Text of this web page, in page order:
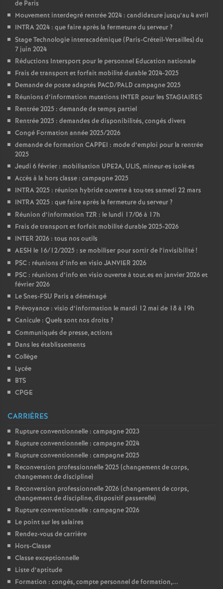
de Paris
Mouvement interdegré rentrée 2024 : candidature jusqu’au 4 avril
INTRA 2024 : que faire après la fermeture du serveur?
Stage Technologie interacadémique (Paris-Créteil-Versailles) du
7 juin 2024
Réductions Intersport pour le personnel Education nationale
Frais de transport et forfait mobilité durable 2024-2025
Demande de poste adaptés PACD/PALD campagne 2025
Réunions d’information mutations INTER pour les STAGIAIRES
Rentrée 2025 : demande de temps partiel
Rentrée 2025 : demandes de disponibilités, congés divers
Congé Formation année 2025/2026
demande de formation CAPPEI : mode d’emploi pour la rentrée
2025
Jeudi 6 février : mobilisation UPE2A, ULIS, mineur·es isolé·es
Accès à la hors classe : campagne 2025
INTRA 2025 : réunion hybride ouverte à tou·tes samedi 22 mars
INTRA 2025 : que faire après la fermeture du serveur?
Réunion d’information TZR : le lundi 17/06 à 17h
Frais de transport et forfait mobilité durable 2025-2026
INTER 2026 : tous nos outils
AESH le 16/12/2025 : se mobiliser pour sortir de l’invisibilité!
PSC : réunions d’info en visio JANVIER 2026
PSC : réunions d’info en visio ouverte à tout.es en janvier 2026 et
février 2026
Le Snes-FSU Paris a déménagé
Prévoyance : visio d’information le mardi 12 mai de 18 à 19h
Canicule : Quels sont nos droits ?
Communiqués de presse, actions
Dans les établissements
Collège
Lycée
BTS
CPGE
CARRIÈRES
Rupture conventionnelle : campagne 2023
Rupture conventionnelle : campagne 2024
Rupture conventionnelle : campagne 2025
Reconversion professionnelle 2025 (changement de corps,
changement de discipline)
Reconversion professionnelle 2026 (changement de corps,
changement de discipline, dispositif passerelle)
Rupture conventionnelle : campagne 2026
Le point sur les salaires
Rendez-vous de carrière
Hors-Classe
Classe exceptionnelle
Liste d’aptitude
Formation : congés, compte personnel de formation,...